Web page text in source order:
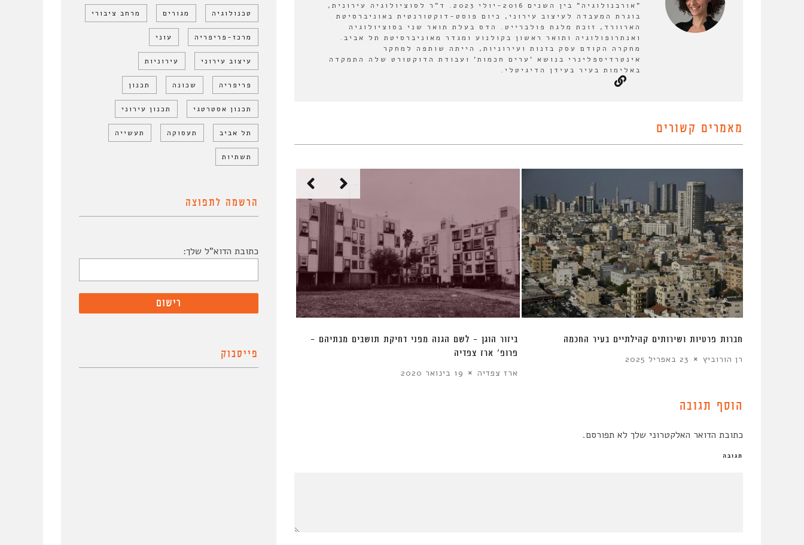
"אורבנולוגיה" בין השנים 2016-יולי 2023. ד"ר לסוציולוגיה עירונית,
בוגרת המעבדה לעיצוב עירוני, כיום פוסט-דוקטורנטית באוניברסיטת
הארוורד, זוכת מלגת פולברייט. הדס בעלת תואר שני בסוציולוגיה
ואנתרופולוגיה ותואר ראשון בקולנוע ומגדר מאוניברסיטת תל אביב.
מחקרה הקודם עסק בזנות ועירוניות, הייתה שותפה למחקר
אינטרדיספלינרי בנושא 'ערים חכמות' ועבודת הדוקטורט שלה התמקדה
באלימות בעיר בעידן הדיגיטלי.
מאמרים קשורים
ביזור הוגן – לשם הגנה מפני דחיקת תושבים מבתיהם –
פרופ’ ארז צפדיה
ארז צפדיה 19 בינואר 2020
חברות פרטיות ושירותים קהילתיים בעיר החכמה
רן הורוביץ 23 באפריל 2025
הוסף תגובה
כתובת הדואר האלקטרוני שלך לא תפורסם.
תגובה
טכנולוגיה מגורים מרחב ציבורי
מרכז-פריפריה עוני
עיצוב עירוני עירוניות
פריפריה שכונה תכנון
תכנון אסטרטגי תכנון עירוני
תל אביב תעסוקה תעשייה
תשתיות
הרשמה לתפוצה
כתובת הדוא"ל שלך:
פייסבוק